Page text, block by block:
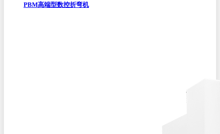
PBM高端型数控折弯机